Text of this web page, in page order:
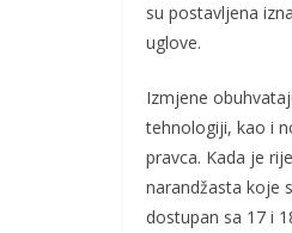
su postavljena
uglove.
Izmjene
tehnologiji, kao i
pravca. Kada je
narandžasta koje
dostupan sa 17 i